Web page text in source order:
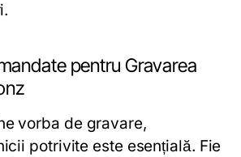
pentru Gravarea
vorba de gravare,
potrivite este esențială. Fie